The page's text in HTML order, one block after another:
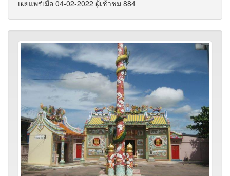
เผยแพร่เมื่อ 04-02-2022 ผู้เช้าชม 884